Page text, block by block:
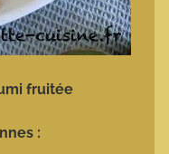
fruitée
: